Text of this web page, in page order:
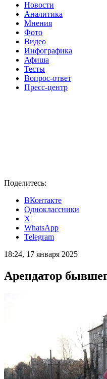
Новости
Аналитика
Мнения
Фото
Видео
Инфографика
Афиша
Тесты
Вопрос-ответ
Пресс-центр
Поделитесь:
ВКонтакте
Одноклассники
X
WhatsApp
Telegram
18:24, 17 января 2025
Арендатор